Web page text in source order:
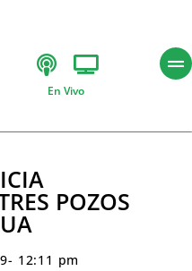
En Vivo
POZOS
- 12:11 pm